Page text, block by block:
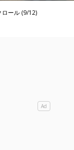
ロール (9/12)